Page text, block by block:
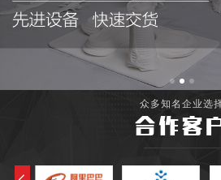
众多知名企业选
合作客